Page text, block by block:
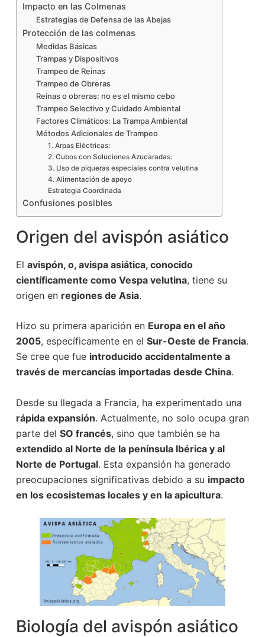
Impacto en las Colmenas
Estrategias de Defensa de las Abejas
Protección de las colmenas
Medidas Básicas
Trampas y Dispositivos
Trampeo de Reinas
Trampeo de Obreras
Reinas o obreras: no es el mismo cebo
Trampeo Selectivo y Cuidado Ambiental
Factores Climáticos: La Trampa Ambiental
Métodos Adicionales de Trampeo
1. Arpas Eléctricas:
2. Cubos con Soluciones Azucaradas:
3. Uso de piqueras especiales contra velutina
4. Alimentación de apoyo
Estrategia Coordinada
Confusiones posibles
Origen del avispón asiático
El avispón, o, avispa asiática, conocido
científicamente como Vespa velutina, tiene su
origen en regiones de Asia.
Hizo su primera aparición en Europa en el año
2005, específicamente en el Sur-Oeste de Francia.
Se cree que fue introducido accidentalmente a
través de mercancías importadas desde China.
Desde su llegada a Francia, ha experimentado una
rápida expansión. Actualmente, no solo ocupa gran
parte del SO francés, sino que también se ha
extendido al Norte de la península Ibérica y al
Norte de Portugal. Esta expansión ha generado
preocupaciones significativas debido a su impacto
en los ecosistemas locales y en la apicultura.
Biología del avispón asiático